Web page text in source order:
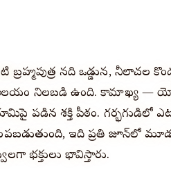
బ్రహ్మపుత్ర నది ఒడ్డున,
నిలబడి ఉంది. కామాఖ్య — యోని
పడిన శక్తి పీఠం. గర్భగుడిలో
ఇది ప్రతి జూన్‌లో
భక్తులు భావిస్తారు.